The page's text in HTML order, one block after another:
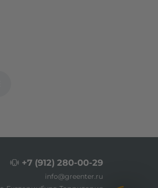
+7 (912) 280-00-29
info@greenter.ru